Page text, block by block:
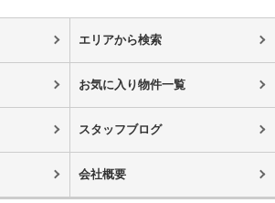
エリアから検索
お気に入り物件一覧
スタッフブログ
会社概要